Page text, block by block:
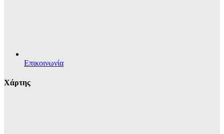
Επικοινωνία
Χάρτης